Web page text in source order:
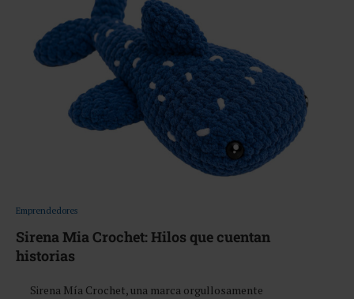
Emprendedores
Sirena Mia Crochet: Hilos que cuentan
historias
Sirena Mía Crochet, una marca orgullosamente